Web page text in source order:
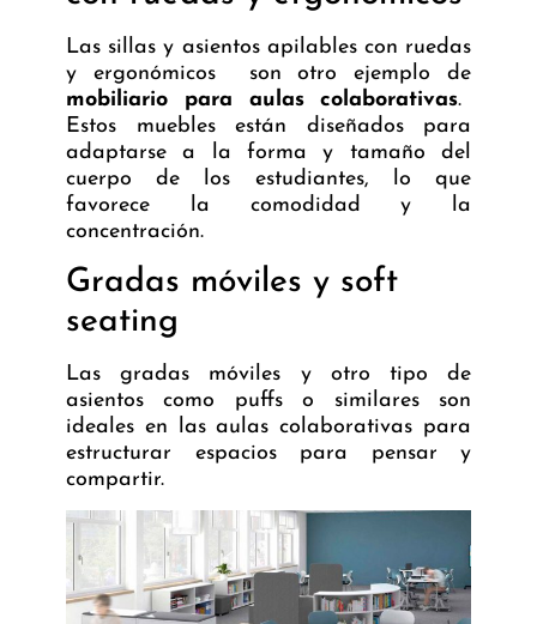
Las sillas y asientos apilables con ruedas
y ergonómicos son otro ejemplo de
mobiliario para aulas colaborativas.
Estos muebles están diseñados para
adaptarse a la forma y tamaño del
cuerpo de los estudiantes, lo que
favorece la comodidad y la
concentración.
Gradas móviles y soft
seating
Las gradas móviles y otro tipo de
asientos como puffs o similares son
ideales en las aulas colaborativas para
estructurar espacios para pensar y
compartir.